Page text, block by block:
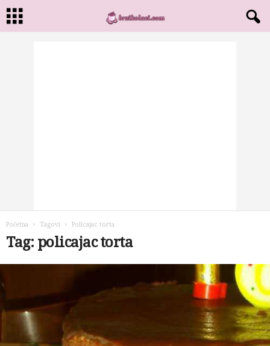
Početna Tagovi Policajac torta
Tag: policajac torta